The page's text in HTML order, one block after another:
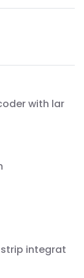
with lar
integrat